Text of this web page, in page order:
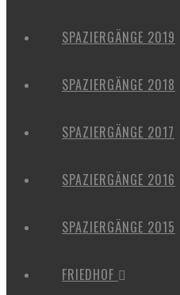
SPAZIERGÄNGE 2019
SPAZIERGÄNGE 2018
SPAZIERGÄNGE 2017
SPAZIERGÄNGE 2016
SPAZIERGÄNGE 2015
FRIEDHOF